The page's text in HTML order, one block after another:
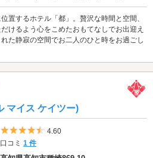
置するホテル「都」。贅沢な時間と空間、
けるよう心をこめたおもてなしでお出迎え
た静寂の空間でお二人のひと時をお過ごし
マイス ケイツー)
5つ星のうち4.5
4.60
口コミ1 件